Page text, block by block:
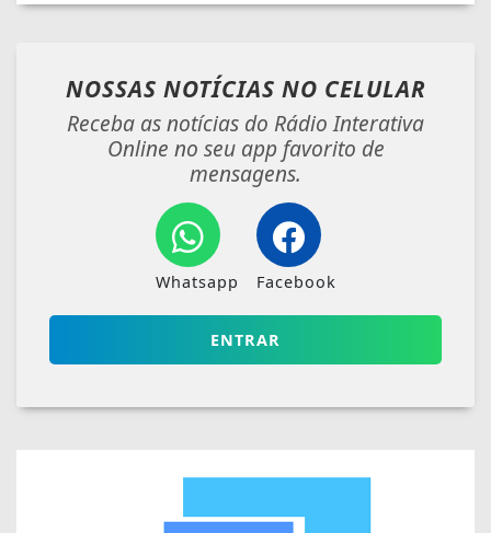
NOSSAS NOTÍCIAS NO CELULAR
Receba as notícias do Rádio Interativa
Online no seu app favorito de
mensagens.
Whatsapp Facebook
ENTRAR